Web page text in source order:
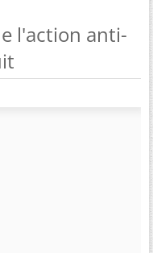
l'action anti-